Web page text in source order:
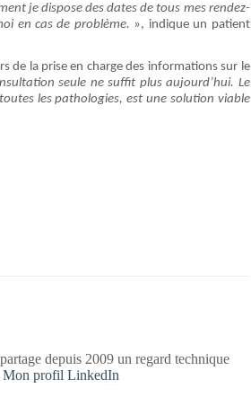
je dispose des dates de tous mes rendez-
en cas de problème. », indique un patient
de la prise en charge des informations sur le
seule ne suffit plus aujourd’hui. Le
les pathologies, est une solution viable
depuis 2009 un regard technique
Mon profil LinkedIn